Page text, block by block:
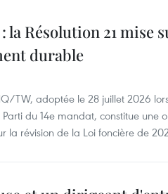
Résolution 21 mise
durable
TW, adoptée le 28 juillet 2026
du 14e mandat, constitue une
la révision de la Loi foncière de